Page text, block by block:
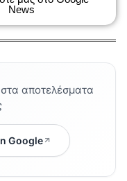
News
αποτελέσματα
Google